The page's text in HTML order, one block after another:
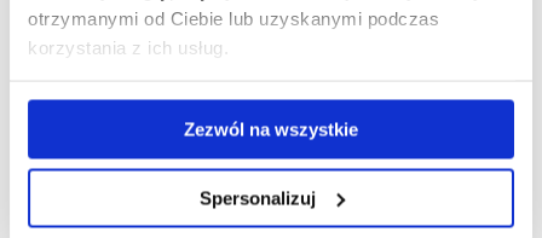
otrzymanymi od Ciebie lub uzyskanymi podczas
korzystania z ich usług.
Zezwól na wszystkie
Spersonalizuj
i zaprezentował szkic pracy wideoperformance i instalacji
Post-opimistic contemplation.
udział wzięli młodzi artyści związani z CNK Zahrada m.in.
tancerz baletowy Tomáš Leci i śpiewak operowy Juraj Rafaj.